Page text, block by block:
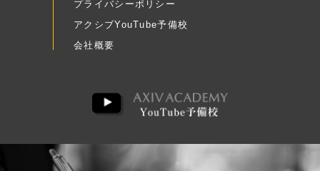
プライバシーポリシー
アクシブYouTube予備校
会社概要